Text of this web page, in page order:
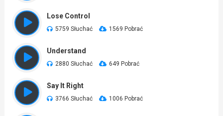
Lose Control
5759 Słuchać 1569 Pobrać
Understand
2880 Słuchać 649 Pobrać
Say It Right
3766 Słuchać 1006 Pobrać